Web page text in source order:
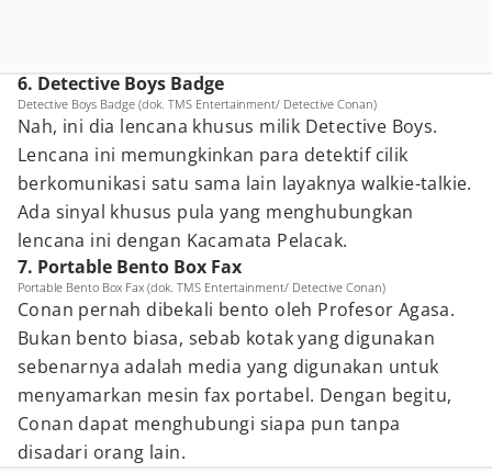
6. Detective Boys Badge
Detective Boys Badge (dok. TMS Entertainment/ Detective Conan)
Nah, ini dia lencana khusus milik Detective Boys.
Lencana ini memungkinkan para detektif cilik
berkomunikasi satu sama lain layaknya walkie-talkie.
Ada sinyal khusus pula yang menghubungkan
lencana ini dengan Kacamata Pelacak.
7. Portable Bento Box Fax
Portable Bento Box Fax (dok. TMS Entertainment/ Detective Conan)
Conan pernah dibekali bento oleh Profesor Agasa.
Bukan bento biasa, sebab kotak yang digunakan
sebenarnya adalah media yang digunakan untuk
menyamarkan mesin fax portabel. Dengan begitu,
Conan dapat menghubungi siapa pun tanpa
disadari orang lain.